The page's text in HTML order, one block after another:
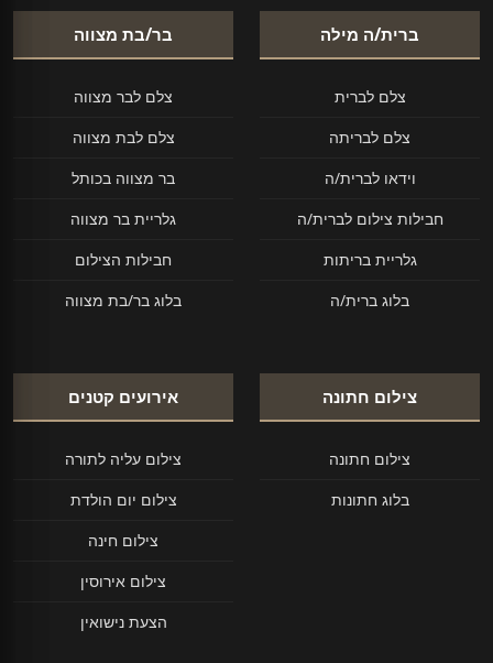
ברית/ה מילה
צלם לברית
צלם לבריתה
וידאו לברית/ה
חבילות צילום לברית/ה
גלריית בריתות
בלוג ברית/ה
בר/בת מצווה
צלם לבר מצווה
צלם לבת מצווה
בר מצווה בכותל
גלריית בר מצווה
חבילות הצילום
בלוג בר/בת מצווה
צילום חתונה
צילום חתונה
בלוג חתונות
אירועים קטנים
צילום עליה לתורה
צילום יום הולדת
צילום חינה
צילום אירוסין
הצעת נישואין